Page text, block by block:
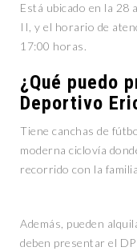
Está ubicado en la 28
II, y el horario de
17:00 horas.
¿Qué puedo
Deportivo
Tiene canchas de
moderna ciclovía
recorrido con la
Además, pueden
deben presentar el